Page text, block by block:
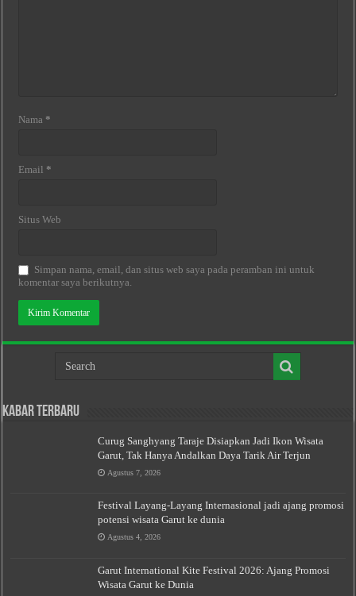
Nama *
Email *
Situs Web
Simpan nama, email, dan situs web saya pada peramban ini untuk
komentar saya berikutnya.
Kabar Terbaru
Curug Sanghyang Taraje Disiapkan Jadi Ikon Wisata
Garut, Tak Hanya Andalkan Daya Tarik Air Terjun
Agustus 7, 2026
Festival Layang-Layang Internasional jadi ajang promosi
potensi wisata Garut ke dunia
Agustus 4, 2026
Garut International Kite Festival 2026: Ajang Promosi
Wisata Garut ke Dunia